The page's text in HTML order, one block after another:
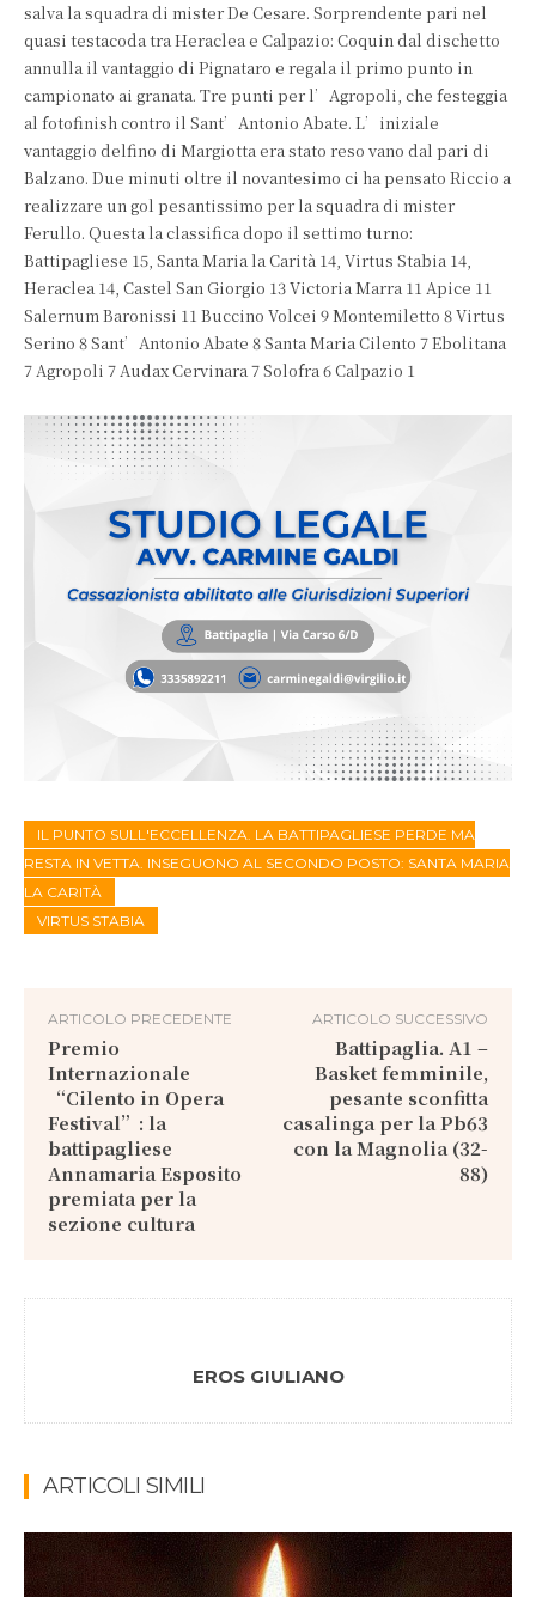
salva la squadra di mister De Cesare. Sorprendente pari nel
quasi testacoda tra Heraclea e Calpazio: Coquin dal dischetto
annulla il vantaggio di Pignataro e regala il primo punto in
campionato ai granata. Tre punti per l’Agropoli, che festeggia
al fotofinish contro il Sant’Antonio Abate. L’iniziale
vantaggio delfino di Margiotta era stato reso vano dal pari di
Balzano. Due minuti oltre il novantesimo ci ha pensato Riccio a
realizzare un gol pesantissimo per la squadra di mister
Ferullo. Questa la classifica dopo il settimo turno:
Battipagliese 15, Santa Maria la Carità 14, Virtus Stabia 14,
Heraclea 14, Castel San Giorgio 13 Victoria Marra 11 Apice 11
Salernum Baronissi 11 Buccino Volcei 9 Montemiletto 8 Virtus
Serino 8 Sant’Antonio Abate 8 Santa Maria Cilento 7 Ebolitana
7 Agropoli 7 Audax Cervinara 7 Solofra 6 Calpazio 1
IL PUNTO SULL'ECCELLENZA. LA BATTIPAGLIESE PERDE MA
RESTA IN VETTA. INSEGUONO AL SECONDO POSTO: SANTA MARIA
LA CARITÀ
VIRTUS STABIA
ARTICOLO PRECEDENTE
Premio
Internazionale
“Cilento in Opera
Festival”: la
battipagliese
Annamaria Esposito
premiata per la
sezione cultura
ARTICOLO SUCCESSIVO
Battipaglia. A1 –
Basket femminile,
pesante sconfitta
casalinga per la Pb63
con la Magnolia (32-
88)
EROS GIULIANO
ARTICOLI SIMILI